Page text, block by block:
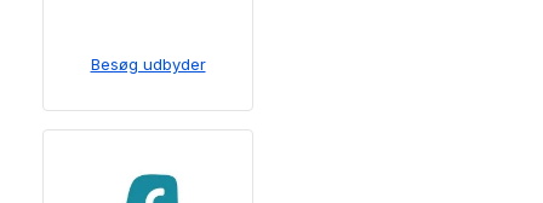
Besøg udbyder